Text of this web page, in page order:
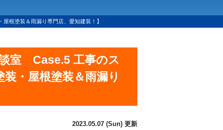
根塗装＆雨漏り専門店、愛知建装！】
室 Case.5 工事のス
・屋根塗装＆雨漏り
2023.05.07 (Sun) 更新